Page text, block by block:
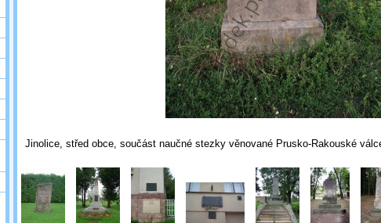
Jinolice, střed obce, součást naučné stezky věnované Prusko-Rakouské